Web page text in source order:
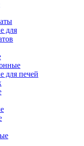
для
для печей